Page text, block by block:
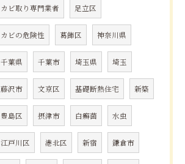
カビ取り専門業者 足立区
カビの危険性 葛飾区 神奈川県
千葉県 千葉市 埼玉県 埼玉
藤沢市 文京区 基礎断熱住宅 新築
豊島区 摂津市 白癬菌 水虫
江戸川区 港北区 新宿 鎌倉市